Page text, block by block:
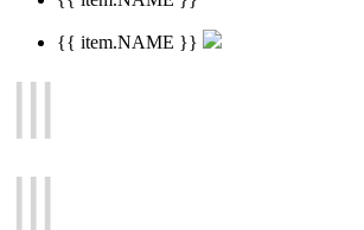
{{ item.NAME }}